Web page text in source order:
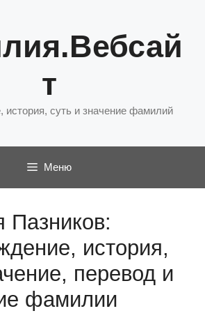
т
история, суть и значение фамилий
Меню
история,
перевод и
фамилии